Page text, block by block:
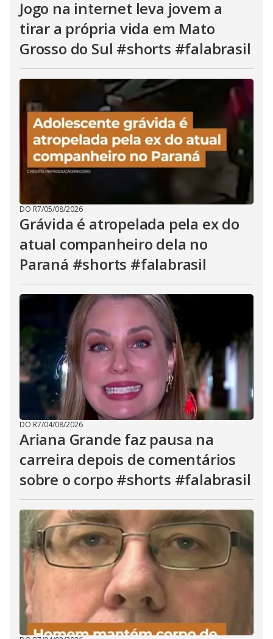
Jogo na internet leva jovem a
tirar a própria vida em Mato
Grosso do Sul #shorts #falabrasil
DO R7/05/08/2026
Grávida é atropelada pela ex do
atual companheiro dela no
Paraná #shorts #falabrasil
DO R7/04/08/2026
Ariana Grande faz pausa na
carreira depois de comentários
sobre o corpo #shorts #falabrasil